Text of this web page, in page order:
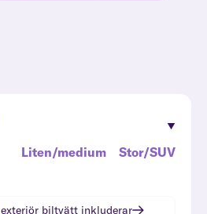
Liten/medium Stor/SUV
exteriör biltvätt inkluderar